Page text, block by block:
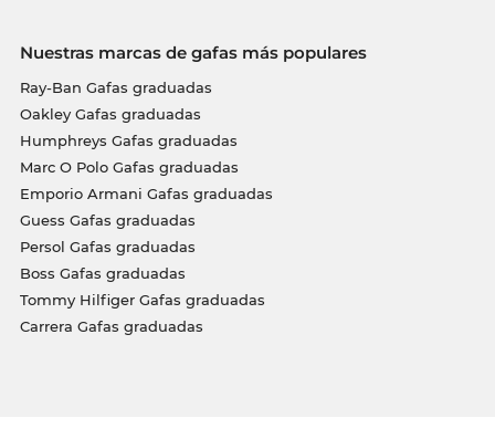
Nuestras marcas de gafas más populares
Ray-Ban Gafas graduadas
Oakley Gafas graduadas
Humphreys Gafas graduadas
Marc O Polo Gafas graduadas
Emporio Armani Gafas graduadas
Guess Gafas graduadas
Persol Gafas graduadas
Boss Gafas graduadas
Tommy Hilfiger Gafas graduadas
Carrera Gafas graduadas